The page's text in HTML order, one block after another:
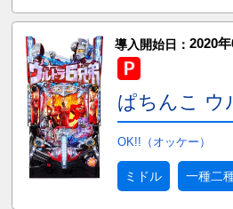
導入開始日： 2020
ぱちんこ ウ
OK!!（オッケー）
ミドル 一種二